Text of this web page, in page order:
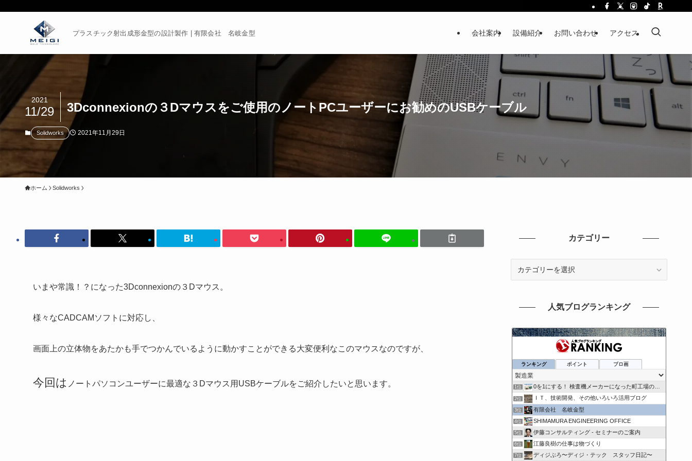
プラスチック射出成形金型の設計製作 | 有限会社 名岐金型 会社案内 設備紹介 お問い合わせ アクセス
3Dconnexionの３Dマウスをご使用のノートPCユーザーにお勧めのUSBケーブル
2021
11/29
Solidworks 2021年11月29日
ホーム Solidworks
いまや常識！？になった3Dconnexionの３Dマウス。
様々なCADCAMソフトに対応し、
画面上の立体物をあたかも手でつかんでいるように動かすことができる大変便利なこのマウスなのですが、
今回は ノートパソコンユーザーに最適な３Dマウス用USBケーブルをご紹介したいと思います。
カテゴリー
人気ブログランキング
ランキング ポイント ブロ画
1位 0を1にする！ 検査機メーカーになった町工場のブログ
2位 ＩＴ、技術開発、その他いろいろ活用ブログ
3位 有限会社 名岐金型
4位 SHIMAMURA ENGINEERING OFFICE
5位 伊藤コンサルティング - セミナーのご案内
6位 江藤良樹の仕事は物づくり
7位 ディジぶろ〜ディジ・テック スタッフ日記〜